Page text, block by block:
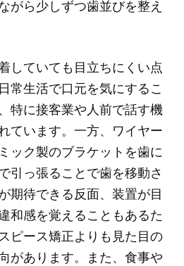
がら少しずつ歯並びを整え
していても目立ちにくい点
常生活で口元を気にするこ
特に接客業や人前で話す機
ています。一方、ワイヤー
ック製のブラケットを歯に
引っ張ることで歯を移動さ
期待できる反面、装置が目
和感を覚えることもあるた
ピース矯正よりも見た目の
があります。また、食事や